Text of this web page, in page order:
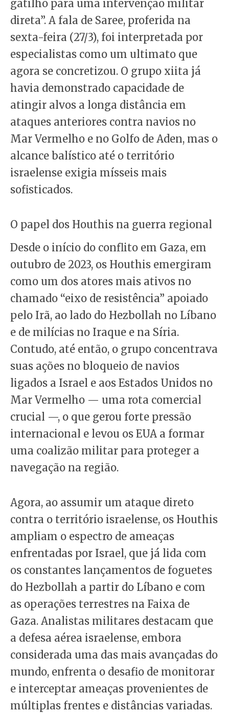
gatilho para uma intervenção militar
direta”. A fala de Saree, proferida na
sexta-feira (27/3), foi interpretada por
especialistas como um ultimato que
agora se concretizou. O grupo xiita já
havia demonstrado capacidade de
atingir alvos a longa distância em
ataques anteriores contra navios no
Mar Vermelho e no Golfo de Aden, mas o
alcance balístico até o território
israelense exigia mísseis mais
sofisticados.
O papel dos Houthis na guerra regional
Desde o início do conflito em Gaza, em
outubro de 2023, os Houthis emergiram
como um dos atores mais ativos no
chamado “eixo de resistência” apoiado
pelo Irã, ao lado do Hezbollah no Líbano
e de milícias no Iraque e na Síria.
Contudo, até então, o grupo concentrava
suas ações no bloqueio de navios
ligados a Israel e aos Estados Unidos no
Mar Vermelho — uma rota comercial
crucial —, o que gerou forte pressão
internacional e levou os EUA a formar
uma coalizão militar para proteger a
navegação na região.
Agora, ao assumir um ataque direto
contra o território israelense, os Houthis
ampliam o espectro de ameaças
enfrentadas por Israel, que já lida com
os constantes lançamentos de foguetes
do Hezbollah a partir do Líbano e com
as operações terrestres na Faixa de
Gaza. Analistas militares destacam que
a defesa aérea israelense, embora
considerada uma das mais avançadas do
mundo, enfrenta o desafio de monitorar
e interceptar ameaças provenientes de
múltiplas frentes e distâncias variadas.